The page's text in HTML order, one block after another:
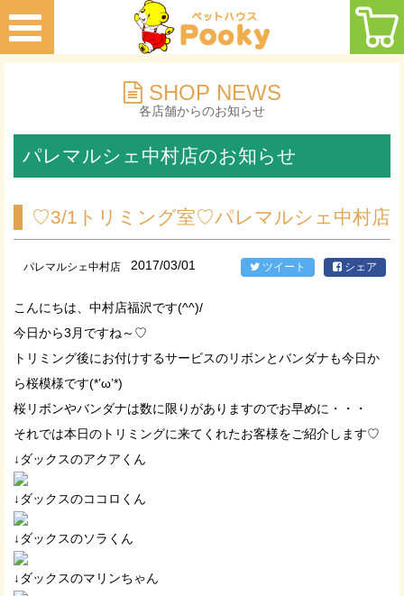
SHOP NEWS
各店舗からのお知らせ
パレマルシェ中村店のお知らせ
♡3/1トリミング室♡パレマルシェ中村店
パレマルシェ中村店 2017/03/01 ツイート シェア
こんにちは、中村店福沢です(^^)/
今日から3月ですね～♡
トリミング後にお付けするサービスのリボンとバンダナも今日か
ら桜模様です(*’ω’*)
桜リボンやバンダナは数に限りがありますのでお早めに・・・
それでは本日のトリミングに来てくれたお客様をご紹介します♡
↓ダックスのアクアくん
↓ダックスのココロくん
↓ダックスのソラくん
↓ダックスのマリンちゃん